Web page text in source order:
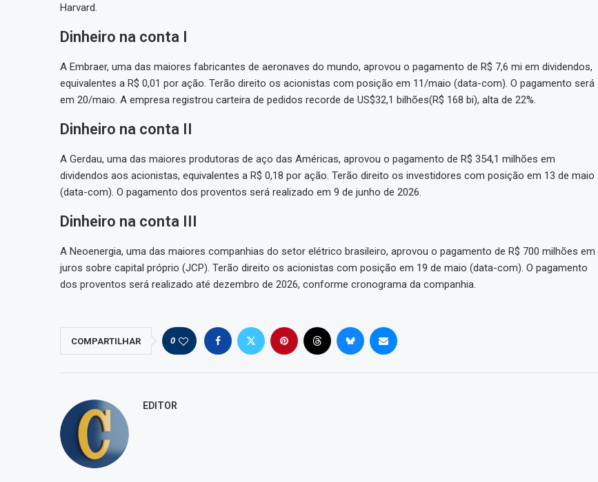
Harvard.
Dinheiro na conta I
A Embraer, uma das maiores fabricantes de aeronaves do mundo, aprovou o pagamento de R$ 7,6 mi em dividendos,
equivalentes a R$ 0,01 por ação. Terão direito os acionistas com posição em 11/maio (data-com). O pagamento será
em 20/maio. A empresa registrou carteira de pedidos recorde de US$32,1 bilhões(R$ 168 bi), alta de 22%.
Dinheiro na conta II
A Gerdau, uma das maiores produtoras de aço das Américas, aprovou o pagamento de R$ 354,1 milhões em
dividendos aos acionistas, equivalentes a R$ 0,18 por ação. Terão direito os investidores com posição em 13 de maio
(data-com). O pagamento dos proventos será realizado em 9 de junho de 2026.
Dinheiro na conta III
A Neoenergia, uma das maiores companhias do setor elétrico brasileiro, aprovou o pagamento de R$ 700 milhões em
juros sobre capital próprio (JCP). Terão direito os acionistas com posição em 19 de maio (data-com). O pagamento
dos proventos será realizado até dezembro de 2026, conforme cronograma da companhia.
COMPARTILHAR 0
EDITOR